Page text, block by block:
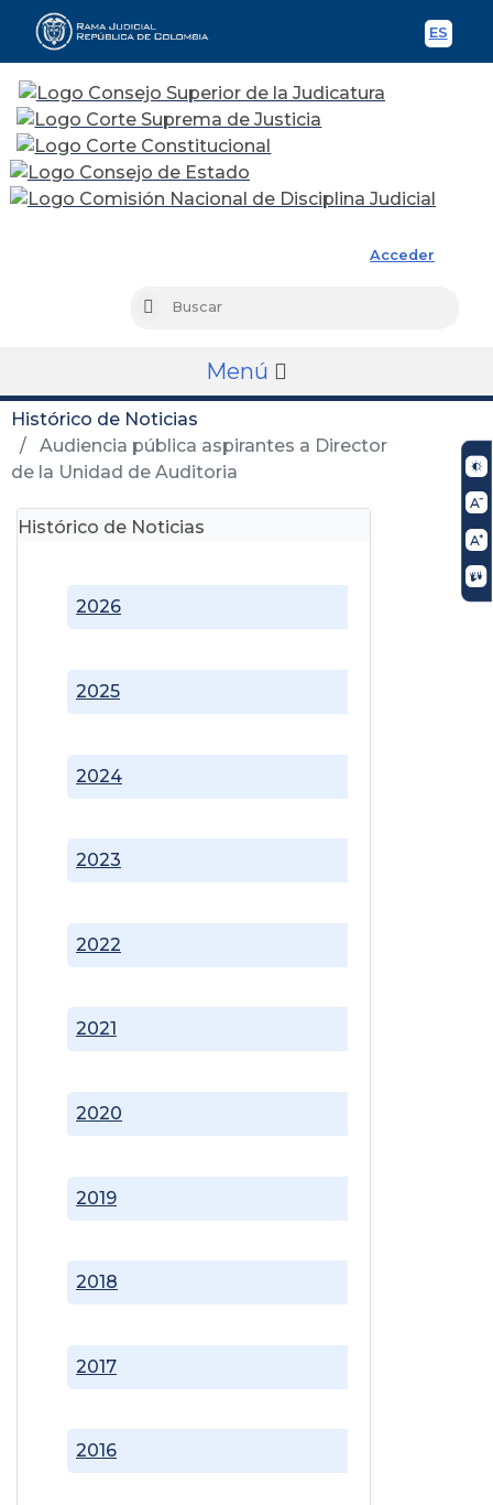
ES
Acceder
Buscar
Menú
Histórico de Noticias
Audiencia pública aspirantes a Director
de la Unidad de Auditoria
Histórico de Noticias
2016
2017
2018
2019
2020
2021
2022
2023
2024
2025
2026